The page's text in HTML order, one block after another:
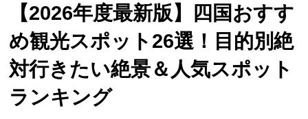
【2026年度最新版】四国おすす
め観光スポット26選！目的別絶
対行きたい絶景＆人気スポット
ランキング